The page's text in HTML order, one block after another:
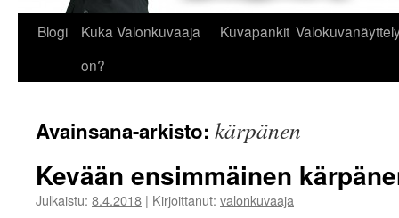
Blogi
Kuka Valonkuvaaja
on?
Kuvapankit
Avainsana-arkisto: kärpänen
Kevään ensimmäinen
Julkaistu: 8.4.2018 | Kirjoittanut: valonkuvaaja